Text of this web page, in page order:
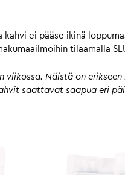
ei pääse ikinä
tilaamalla
Näistä on
saattavat saapua eri